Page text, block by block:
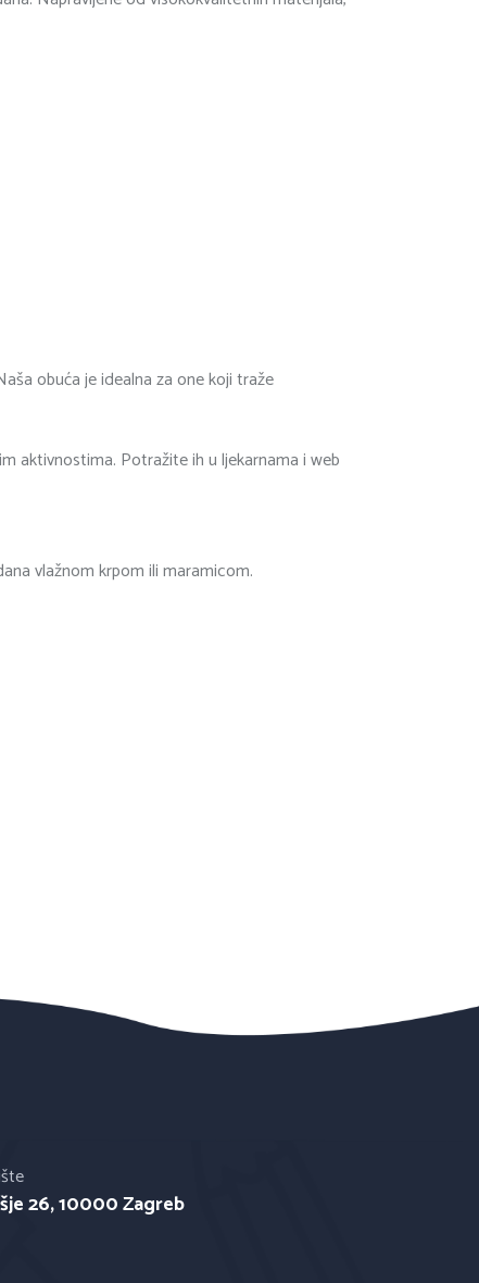
obuća je idealna za one koji traže
aktivnostima. Potražite ih u ljekarnama i web
vlažnom krpom ili maramicom.
26, 10000 Zagreb